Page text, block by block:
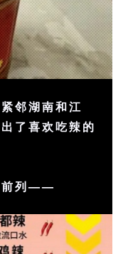
邻湖南和江
了喜欢吃辣的
前列——